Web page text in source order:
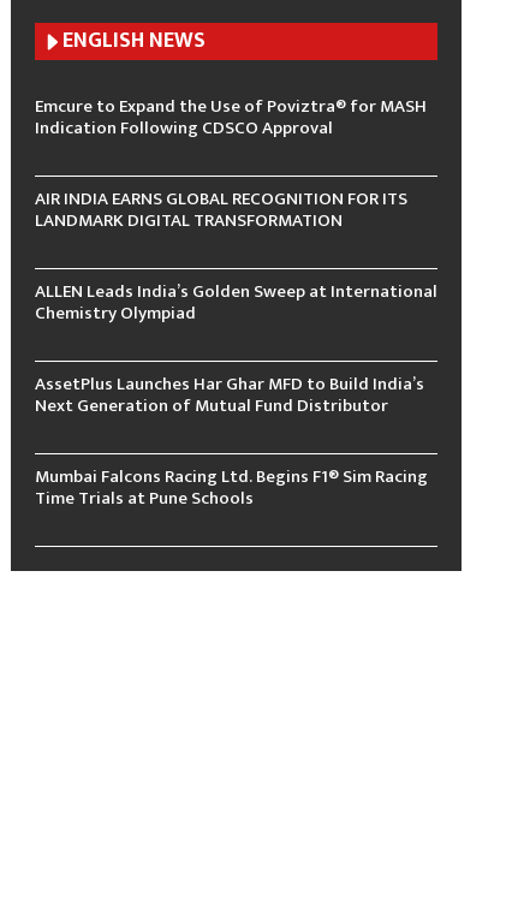
ENGLISH NEWS
Emcure to Expand the Use of Poviztra® for MASH
Indication Following CDSCO Approval
AIR INDIA EARNS GLOBAL RECOGNITION FOR ITS
LANDMARK DIGITAL TRANSFORMATION
ALLEN Leads India’s Golden Sweep at International
Chemistry Olympiad
AssetPlus Launches Har Ghar MFD to Build India’s
Next Generation of Mutual Fund Distributor
Mumbai Falcons Racing Ltd. Begins F1® Sim Racing
Time Trials at Pune Schools